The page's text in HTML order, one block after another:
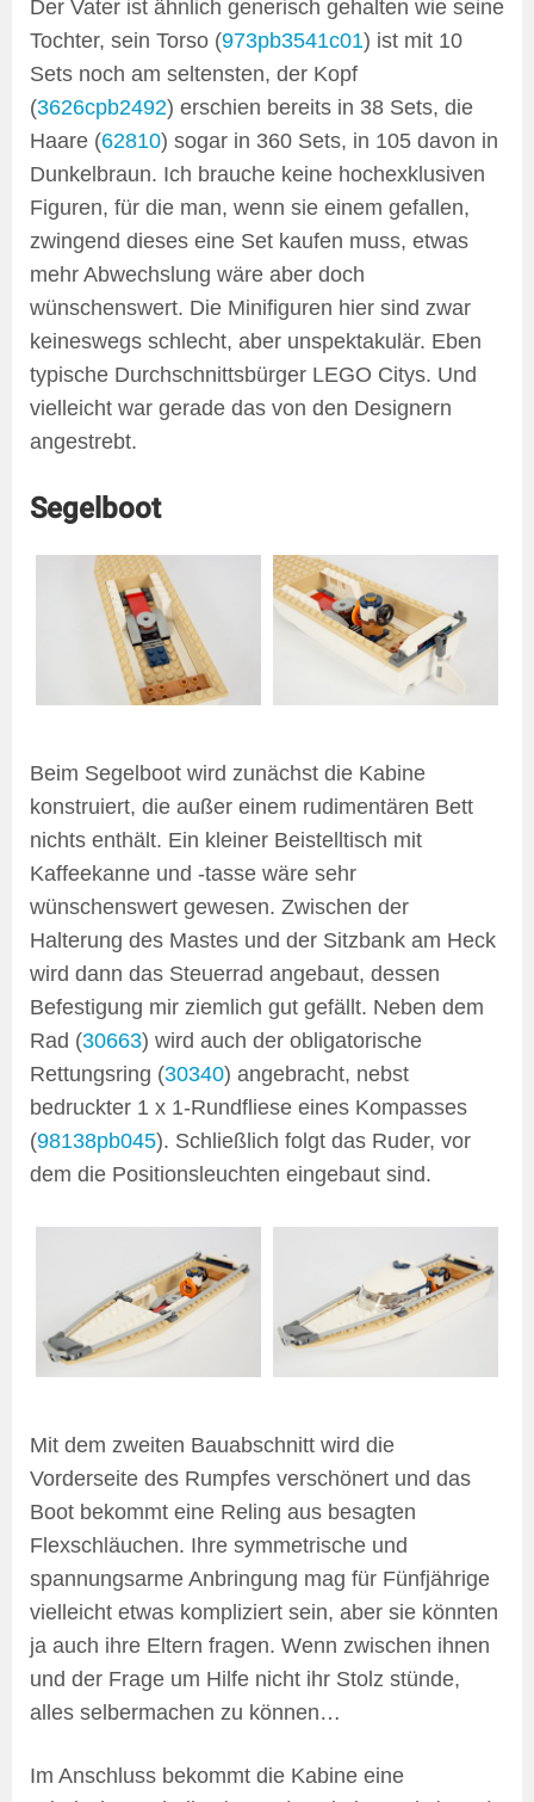
Der Vater ist ähnlich generisch gehalten wie seine
Tochter, sein Torso (973pb3541c01) ist mit 10
Sets noch am seltensten, der Kopf
(3626cpb2492) erschien bereits in 38 Sets, die
Haare (62810) sogar in 360 Sets, in 105 davon in
Dunkelbraun. Ich brauche keine hochexklusiven
Figuren, für die man, wenn sie einem gefallen,
zwingend dieses eine Set kaufen muss, etwas
mehr Abwechslung wäre aber doch
wünschenswert. Die Minifiguren hier sind zwar
keineswegs schlecht, aber unspektakulär. Eben
typische Durchschnittsbürger LEGO Citys. Und
vielleicht war gerade das von den Designern
angestrebt.
Segelboot
Beim Segelboot wird zunächst die Kabine
konstruiert, die außer einem rudimentären Bett
nichts enthält. Ein kleiner Beistelltisch mit
Kaffeekanne und -tasse wäre sehr
wünschenswert gewesen. Zwischen der
Halterung des Mastes und der Sitzbank am Heck
wird dann das Steuerrad angebaut, dessen
Befestigung mir ziemlich gut gefällt. Neben dem
Rad (30663) wird auch der obligatorische
Rettungsring (30340) angebracht, nebst
bedruckter 1 x 1-Rundfliese eines Kompasses
(98138pb045). Schließlich folgt das Ruder, vor
dem die Positionsleuchten eingebaut sind.
Mit dem zweiten Bauabschnitt wird die
Vorderseite des Rumpfes verschönert und das
Boot bekommt eine Reling aus besagten
Flexschläuchen. Ihre symmetrische und
spannungsarme Anbringung mag für Fünfjährige
vielleicht etwas kompliziert sein, aber sie könnten
ja auch ihre Eltern fragen. Wenn zwischen ihnen
und der Frage um Hilfe nicht ihr Stolz stünde,
alles selbermachen zu können…
Im Anschluss bekommt die Kabine eine